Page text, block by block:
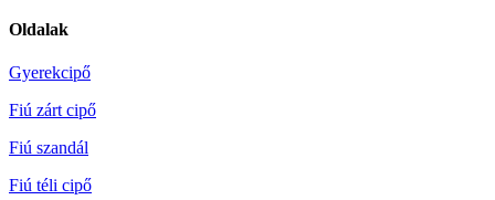
Oldalak
Gyerekcipő
Fiú zárt cipő
Fiú szandál
Fiú téli cipő